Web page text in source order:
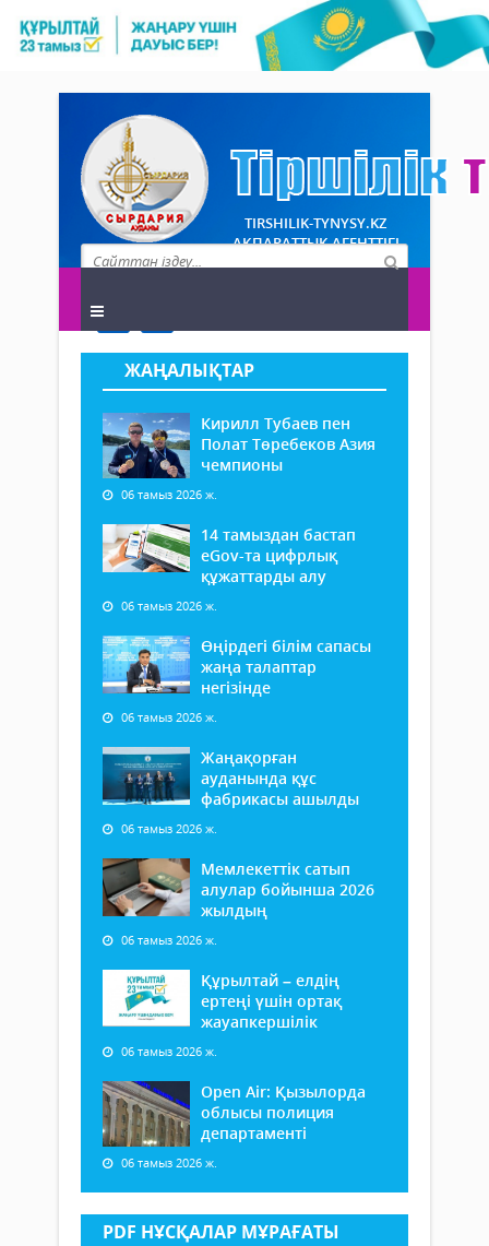
TIRSHILIK-TYNYSY.KZ
АҚПАРАТТЫҚ АГЕНТТІГІ
ЖАҢАЛЫҚТАР
Кирилл Тубаев пен
Полат Төребеков Азия
чемпионы
06 тамыз 2026 ж.
14 тамыздан бастап
еGov-та цифрлық
құжаттарды алу
06 тамыз 2026 ж.
Өңірдегі білім сапасы
жаңа талаптар
негізінде
06 тамыз 2026 ж.
Жаңақорған
ауданында құс
фабрикасы ашылды
06 тамыз 2026 ж.
Мемлекеттік сатып
алулар бойынша 2026
жылдың
06 тамыз 2026 ж.
Құрылтай – елдің
ертеңі үшін ортақ
жауапкершілік
06 тамыз 2026 ж.
Open Air: Қызылорда
облысы полиция
департаменті
06 тамыз 2026 ж.
PDF НҰСҚАЛАР МҰРАҒАТЫ